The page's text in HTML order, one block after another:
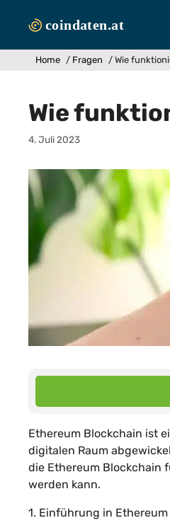
Inhalt
Home / Fragen / Wie
Wie
4. Juli 2023
Ethereum Blockchain ist
digitalen Raum
die Ethereum Blockchain
werden kann.
1. Einführung in